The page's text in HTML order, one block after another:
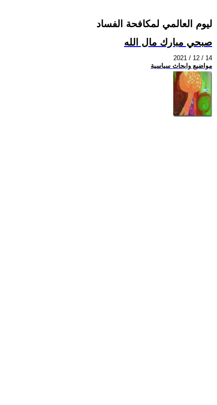
ليوم العالمي لمكافحة الفساد
صبحي مبارك مال الله
2021 / 12 / 14
مواضيع وابحاث سياسية